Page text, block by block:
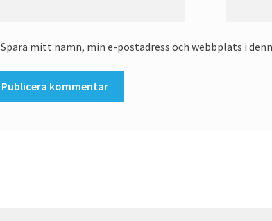
Spara mitt namn, min e-postadress och webbplats i